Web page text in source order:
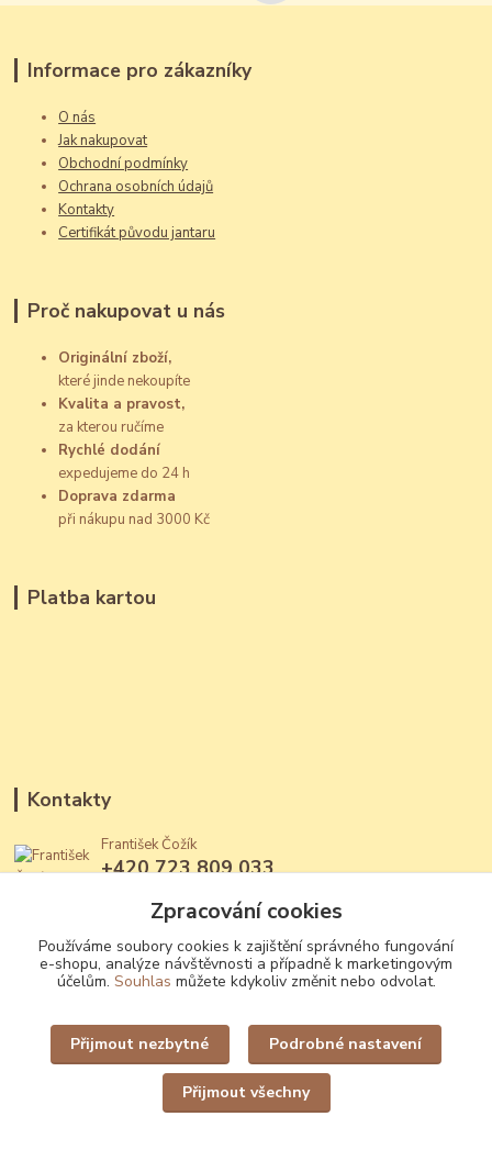
Informace pro zákazníky
O nás
Jak nakupovat
Obchodní podmínky
Ochrana osobních údajů
Kontakty
Certifikát původu jantaru
Proč nakupovat u nás
Originální zboží,
které jinde nekoupíte
Kvalita a pravost,
za kterou ručíme
Rychlé dodání
expedujeme do 24 h
Doprava zdarma
při nákupu nad 3000 Kč
Platba kartou
Kontakty
František Čožík
+420 723 809 033
Upravit sběr cookies.
Zpracování cookies
Používáme soubory cookies k zajištění správného fungování
e-shopu, analýze návštěvnosti a případně k marketingovým
účelům. Souhlas můžete kdykoliv změnit nebo odvolat.
Přijmout nezbytné Podrobné nastavení
Přijmout všechny